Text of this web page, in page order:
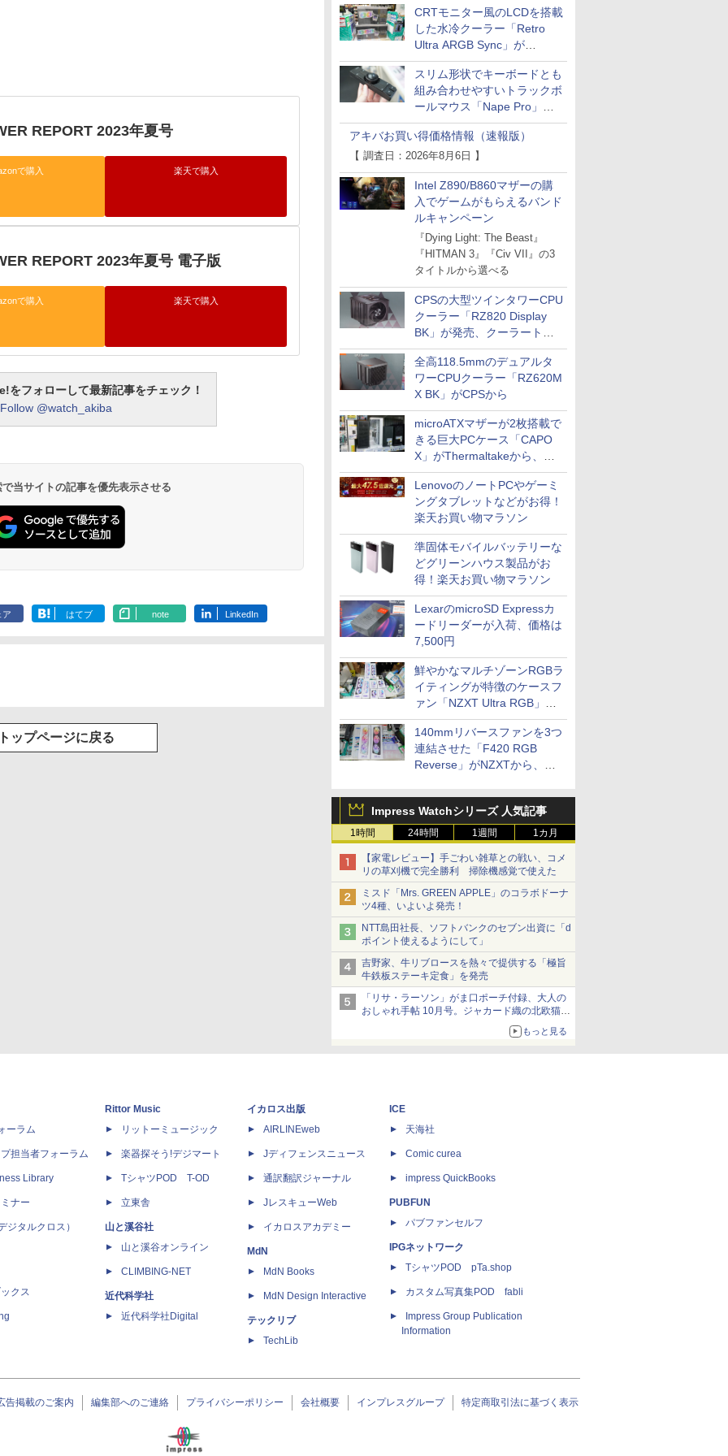
CRTモニター風のLCDを搭載
した水冷クーラー「Retro
Ultra ARGB Sync」が
Thermaltakeから
スリム形状でキーボードとも
組み合わせやすいトラックボ
ールマウス「Nape Pro」が
Keychronから
アキバお買い得価格情報（速報版）
【 調査日：2026年8月6日 】
Intel Z890/B860マザーの購
入でゲームがもらえるバンド
ルキャンペーン
『Dying Light: The Beast』
『HITMAN 3』『Civ VII』の3
タイトルから選べる
CPSの大型ツインタワーCPU
クーラー「RZ820 Display
BK」が発売、クーラートッ
プに5インチ液晶搭載
全高118.5mmのデュアルタ
ワーCPUクーラー「RZ620M
X BK」がCPSから
microATXマザーが2枚搭載で
きる巨大PCケース「CAPO
X」がThermaltakeから、カ
ラーは2色
LenovoのノートPCやゲーミ
ングタブレットなどがお得！
楽天お買い物マラソン
準固体モバイルバッテリーな
どグリーンハウス製品がお
得！楽天お買い物マラソン
LexarのmicroSD Expressカ
ードリーダーが入荷、価格は
7,500円
鮮やかなマルチゾーンRGBラ
イティングが特徴のケースフ
ァン「NZXT Ultra RGB」が
発売、計8製品
140mmリバースファンを3つ
連結させた「F420 RGB
Reverse」がNZXTから、単
Impress Watchシリーズ 人気記事
1時間 24時間 1週間 1カ月
【家電レビュー】手ごわい雑草との戦い、コメ
リの草刈機で完全勝利 掃除機感覚で使えた
ミスド「Mrs. GREEN APPLE」のコラボドーナ
ツ4種、いよいよ発売！
NTT島田社長、ソフトバンクのセブン出資に「d
ポイント使えるようにして」
吉野家、牛リブロースを熱々で提供する「極旨
牛鉄板ステーキ定食」を発売
「リサ・ラーソン」がま口ポーチ付録、大人の
おしゃれ手帖 10月号。ジャカード織の北欧猫デ
もっと見る
REPORT 2023年夏号
で購入 楽天で購入
REPORT 2023年夏号 電子版
で購入 楽天で購入
フォローして最新記事をチェック！
Follow @watch_akiba
当サイトの記事を優先表示させる
ア はてブ note LinkedIn
ップページに戻る
ーラム
担当者フォーラム
Library
ナー
ジタルクロス）
クス
Rittor Music
リットーミュージック
楽器探そう!デジマート
TシャツPOD T-OD
立東舎
山と溪谷社
山と溪谷オンライン
CLIMBING-NET
近代科学社
近代科学社Digital
イカロス出版
AIRLINEweb
Jディフェンスニュース
通訳翻訳ジャーナル
JレスキューWeb
イカロスアカデミー
MdN
MdN Books
MdN Design Interactive
テックリブ
TechLib
ICE
天海社
Comic curea
impress QuickBooks
PUBFUN
パブファンセルフ
IPGネットワーク
TシャツPOD pTa.shop
カスタム写真集POD fabli
Impress Group Publication
Information
告掲載のご案内 編集部へのご連絡 プライバシーポリシー 会社概要 インプレスグループ 特定商取引法に基づく表示